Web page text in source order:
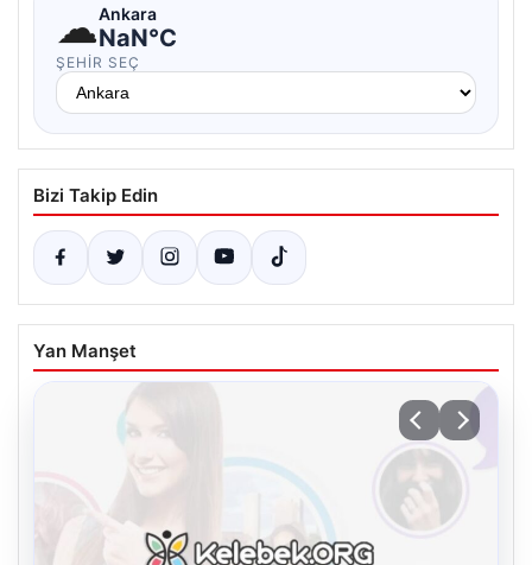
☁Ankara
NaN°C
ŞEHIR SEÇ
Bizi Takip Edin
Yan Manşet